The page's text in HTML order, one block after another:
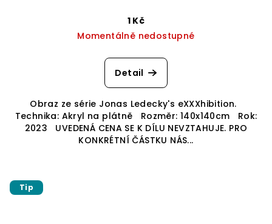
1 Kč
Momentálně nedostupné
Detail
Obraz ze série Jonas Ledecky's eXXXhibition.
Technika: Akryl na plátně Rozměr: 140x140cm Rok:
2023 UVEDENÁ CENA SE K DÍLU NEVZTAHUJE. PRO
KONKRÉTNÍ ČÁSTKU NÁS...
Tip